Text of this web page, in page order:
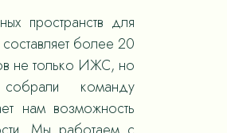
пространств для
более 20
не только ИЖС, но
команду
нам возможность